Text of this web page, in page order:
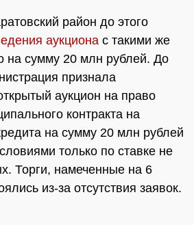
район до этого
аукциона с такими же
на сумму 20 млн рублей. До
признала
аукцион на право
контракта на
на сумму 20 млн рублей
только по ставке не
Торги, намеченные на 6
из-за отсутствия заявок.